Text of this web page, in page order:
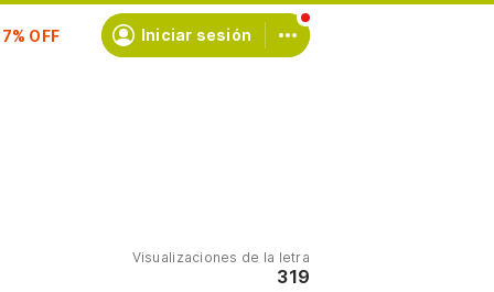
Iniciar sesión
Visualizaciones de la letra
319